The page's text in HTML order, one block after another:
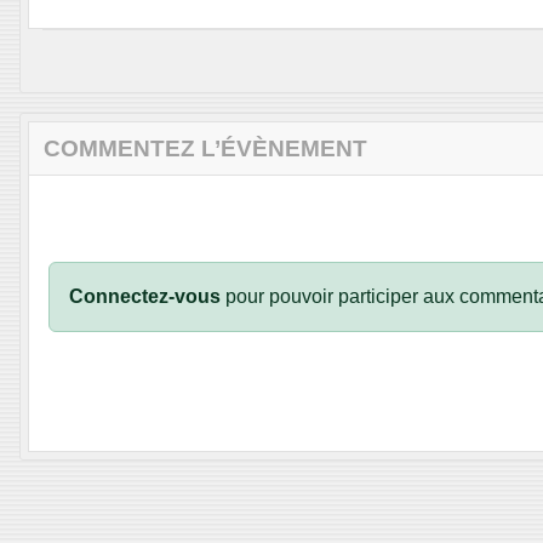
COMMENTEZ L’ÉVÈNEMENT
Connectez-vous pour pouvoir participer aux